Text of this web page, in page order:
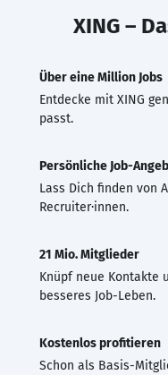
XING –
Über eine Million Jobs
Entdecke mit XING
passt.
Persönliche Job-
Lass Dich finden von
Recruiter·innen.
21 Mio. Mitglieder
Knüpf neue Kontakte
besseres Job-Leben.
Kostenlos profitieren
Schon als Basis-